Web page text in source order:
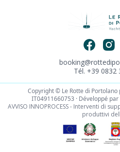
Tél. +39 0832
Copyright © Le Rotte di Portolano
IT04911660753 · Développé par
AVVISO INNOPROCESS - Interventi di
produttivi